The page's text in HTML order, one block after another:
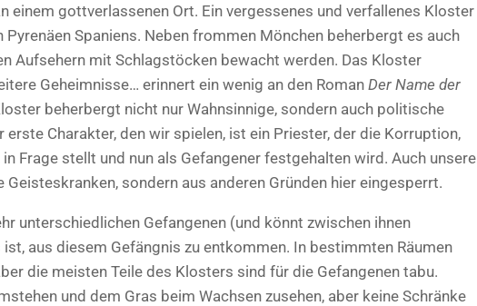
einem gottverlassenen Ort. Ein vergessenes und verfallenes Kloster
Spaniens. Neben frommen Mönchen beherbergt es auch
Aufsehern mit Schlagstöcken bewacht werden. Das Kloster
Geheimnisse… erinnert ein wenig an den Roman Der Name der
beherbergt nicht nur Wahnsinnige, sondern auch politische
erste Charakter, den wir spielen, ist ein Priester, der die Korruption,
Frage stellt und nun als Gefangener festgehalten wird. Auch unsere
Geisteskranken, sondern aus anderen Gründen hier eingesperrt.
unterschiedlichen Gefangenen (und könnt zwischen ihnen
aus diesem Gefängnis zu entkommen. In bestimmten Räumen
die meisten Teile des Klosters sind für die Gefangenen tabu.
und dem Gras beim Wachsen zusehen, aber keine Schränke